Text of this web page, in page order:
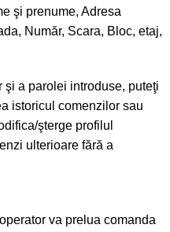
prenume, Adresa
Număr, Scara, Bloc, etaj,
a parolei introduse, puteţi
istoricul comenzilor sau
şterge profilul
ulterioare fără a
va prelua comanda